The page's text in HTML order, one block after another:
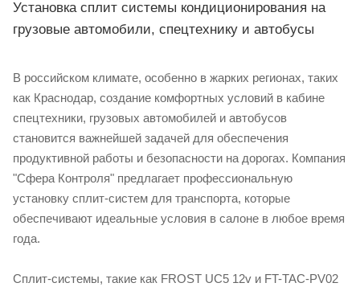
Установка сплит системы кондиционирования на
грузовые автомобили, спецтехнику и автобусы
В российском климате, особенно в жарких регионах, таких
как Краснодар, создание комфортных условий в кабине
спецтехники, грузовых автомобилей и автобусов
становится важнейшей задачей для обеспечения
продуктивной работы и безопасности на дорогах. Компания
"Сфера Контроля" предлагает профессиональную
установку сплит-систем для транспорта, которые
обеспечивают идеальные условия в салоне в любое время
года.
Сплит-системы, такие как FROST UC5 12v и FT-TAC-PV02